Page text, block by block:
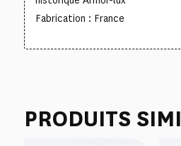
Fabrication : France
PRODUITS